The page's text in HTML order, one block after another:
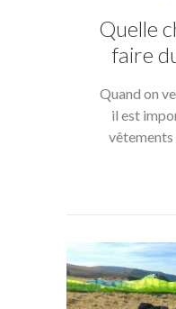
Quelle
faire
Quand on
il est
vêtements